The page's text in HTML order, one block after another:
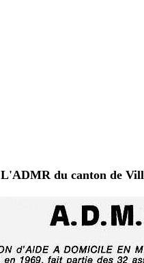
L'ADMR du canton de